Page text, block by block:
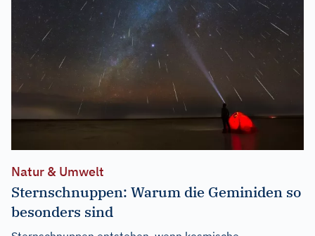
Natur & Umwelt
Sternschnuppen: Warum die Geminiden so
besonders sind